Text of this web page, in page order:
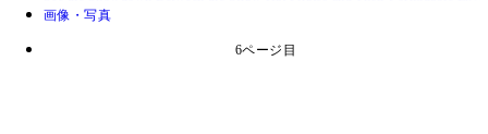
画像・写真
6ページ目